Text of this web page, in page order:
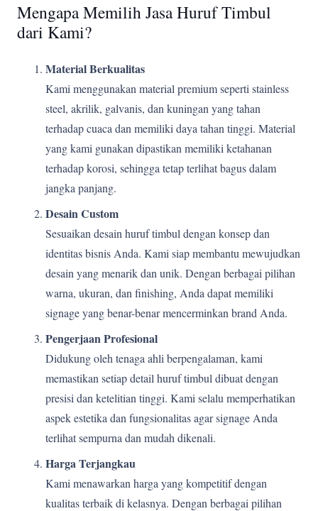
Mengapa Memilih Jasa Huruf Timbul
dari Kami?
Material Berkualitas
Kami menggunakan material premium seperti stainless
steel, akrilik, galvanis, dan kuningan yang tahan
terhadap cuaca dan memiliki daya tahan tinggi. Material
yang kami gunakan dipastikan memiliki ketahanan
terhadap korosi, sehingga tetap terlihat bagus dalam
jangka panjang.
Desain Custom
Sesuaikan desain huruf timbul dengan konsep dan
identitas bisnis Anda. Kami siap membantu mewujudkan
desain yang menarik dan unik. Dengan berbagai pilihan
warna, ukuran, dan finishing, Anda dapat memiliki
signage yang benar-benar mencerminkan brand Anda.
Pengerjaan Profesional
Didukung oleh tenaga ahli berpengalaman, kami
memastikan setiap detail huruf timbul dibuat dengan
presisi dan ketelitian tinggi. Kami selalu memperhatikan
aspek estetika dan fungsionalitas agar signage Anda
terlihat sempurna dan mudah dikenali.
Harga Terjangkau
Kami menawarkan harga yang kompetitif dengan
kualitas terbaik di kelasnya. Dengan berbagai pilihan